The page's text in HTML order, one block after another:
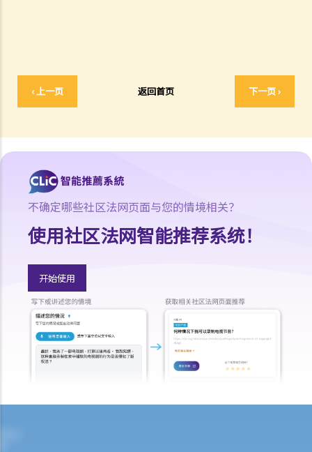
‹ 上一页 返回首页 下一页 ›
3. 如性交时，男女其中一方神智迷糊，又是否属于强奸？
4. 丈夫会否强奸妻子？
1. 未经同意的肛交
2. 意图作出肛交而袭击
3. 被视为违宪的同性恋性罪行
D. 以威胁或恐吓手段促使非法性行为
E. 窥淫
1. 假如某人在公共厕所安装隐藏摄影机在他人不知情的情况下作录像，
是否需要承担偷窥行为的法律责任？
2. 如果某人在自己家的客房里安装隐藏式录像机，在客人不知情的情况
下拍摄到客人的亲密行为，又是否会被追究偷窥罪的法律责任？
3. 在公共场所拍摄他人臀部照片的人是否需要承担偷窥行为的责任？
问与答
不确定哪些社区法网页面与您的情境相关？
使用社区法网智能推荐系统！
开始使用